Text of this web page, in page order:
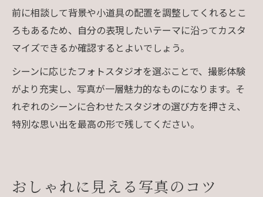
前に相談して背景や小道具の配置を調整してくれるとこ
ろもあるため、自分の表現したいテーマに沿ってカスタ
マイズできるか確認するとよいでしょう。
シーンに応じたフォトスタジオを選ぶことで、撮影体験
がより充実し、写真が一層魅力的なものになります。そ
れぞれのシーンに合わせたスタジオの選び方を押さえ、
特別な思い出を最高の形で残してください。
おしゃれに見える写真のコツ